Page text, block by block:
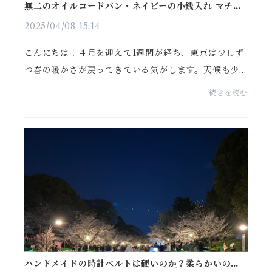
無二のオイルコードバン・ネイビーの小銭入れ マチ高
2025/04/08 15:14
こんにちは！４月を迎えて1週間が経ち、東京は少しず
つ春の暖かさが戻ってきている気がします。天候も少
しずつ安定して晴れの日が増えてきました。が、夜は
続きを読む
ハンドメイドの時計ベルトは硬いのか？柔らかいの